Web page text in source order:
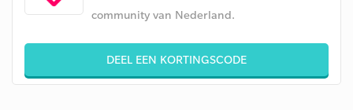
community van Nederland.
DEEL EEN KORTINGSCODE